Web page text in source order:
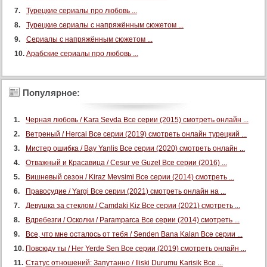
Турецкие сериалы про любовь ...
Турецкие сериалы с напряжённым сюжетом ...
Сериалы с напряжённым сюжетом ...
Арабские сериалы про любовь ...
Популярное:
Черная любовь / Kara Sevda Все серии (2015) смотреть онлайн ...
Ветреный / Hercai Все серии (2019) смотреть онлайн турецкий ...
Мистер ошибка / Bay Yanlis Все серии (2020) смотреть онлайн ...
Отважный и Красавица / Cesur ve Guzel Все серии (2016) ...
Вишневый сезон / Kiraz Mevsimi Все серии (2014) смотреть ...
Правосудие / Yargi Все серии (2021) смотреть онлайн на ...
Девушка за стеклом / Camdaki Kiz Все серии (2021) смотреть ...
Вдребезги / Осколки / Paramparca Все серии (2014) смотреть ...
Все, что мне осталось от тебя / Senden Bana Kalan Все серии ...
Повсюду ты / Her Yerde Sen Все серии (2019) смотреть онлайн ...
Статус отношений: Запутанно / Iliski Durumu Karisik Все ...